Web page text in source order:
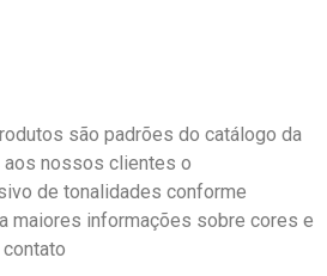
são padrões do catálogo da
aos nossos clientes o
de tonalidades conforme